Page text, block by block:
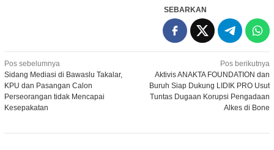
SEBARKAN
Navigasi
pos
Pos sebelumnya
Sidang Mediasi di Bawaslu Takalar,
KPU dan Pasangan Calon
Perseorangan tidak Mencapai
Kesepakatan
Pos berikutnya
Aktivis ANAKTA FOUNDATION dan
Buruh Siap Dukung LIDIK PRO Usut
Tuntas Dugaan Korupsi Pengadaan
Alkes di Bone